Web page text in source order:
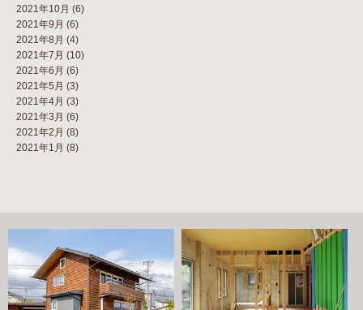
2021年10月 (6)
2021年9月 (6)
2021年8月 (4)
2021年7月 (10)
2021年6月 (6)
2021年5月 (3)
2021年4月 (3)
2021年3月 (6)
2021年2月 (8)
2021年1月 (8)